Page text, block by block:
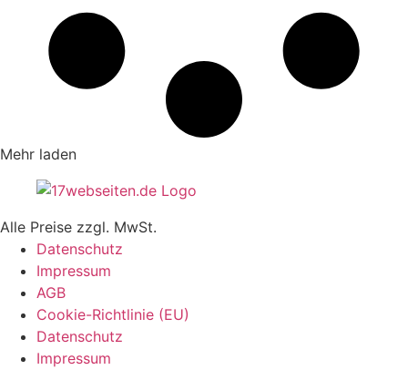
Mehr laden
Alle Preise zzgl. MwSt.
Datenschutz
Impressum
AGB
Cookie-Richtlinie (EU)
Datenschutz
Impressum